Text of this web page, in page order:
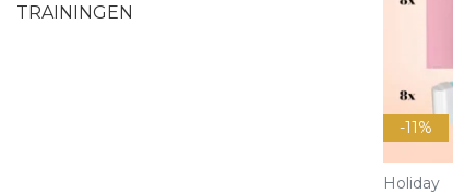
TRAININGEN
-11%
Holiday